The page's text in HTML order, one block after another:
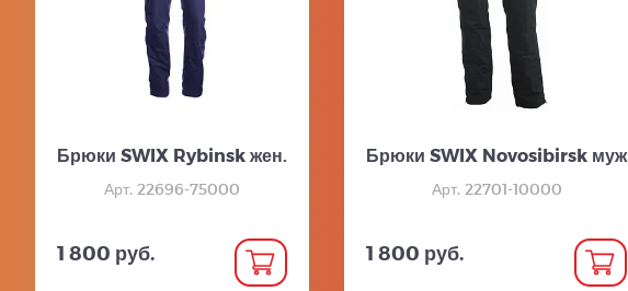
Брюки SWIX Rybinsk жен.
Арт. 22696-75000
1 800 руб.
Брюки SWIX Novosibirsk муж
Арт. 22701-10000
1 800 руб.